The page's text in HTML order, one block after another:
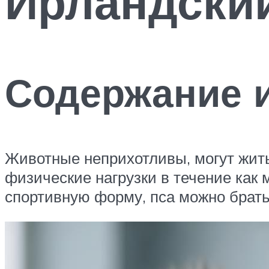
Содержание
Животные неприхотливы, могут
физические нагрузки в течение
спортивную форму, пса можно